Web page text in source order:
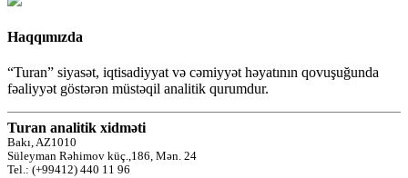
Haqqımızda
“Turan” siyasət, iqtisadiyyat və cəmiyyət həyatının qovuşuğunda
fəaliyyət göstərən müstəqil analitik qurumdur.
Turan analitik xidməti
Bakı, AZ1010
Süleyman Rəhimov küç.,186, Mən. 24
Tel.: (+99412) 440 11 96